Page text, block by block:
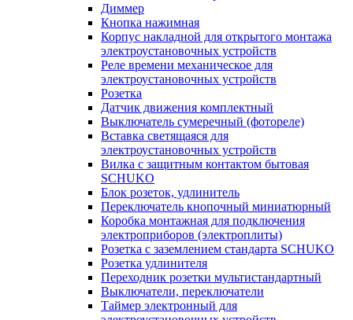
Диммер
Кнопка нажимная
Корпус накладной для открытого монтажа
электроустановочных устройств
Реле времени механическое для
электроустановочных устройств
Розетка
Датчик движения комплектный
Выключатель сумеречный (фотореле)
Вставка светящаяся для
электроустановочных устройств
Вилка с защитным контактом бытовая
SCHUKO
Блок розеток, удлинитель
Переключатель кнопочный миниатюрный
Коробка монтажная для подключения
электроприборов (электроплиты)
Розетка с заземлением стандарта SCHUKO
Розетка удлинителя
Переходник розетки мультистандартный
Выключатели, переключатели
Таймер электронный для